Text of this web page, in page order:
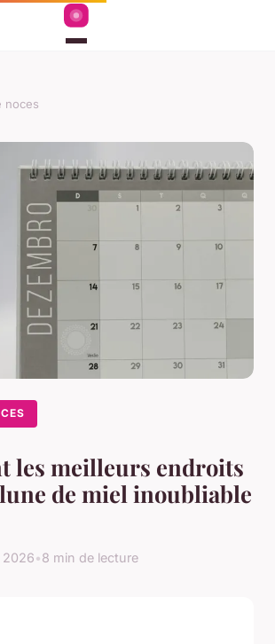
noces
les meilleurs endroits
de miel inoubliable
2026•8 min de lecture